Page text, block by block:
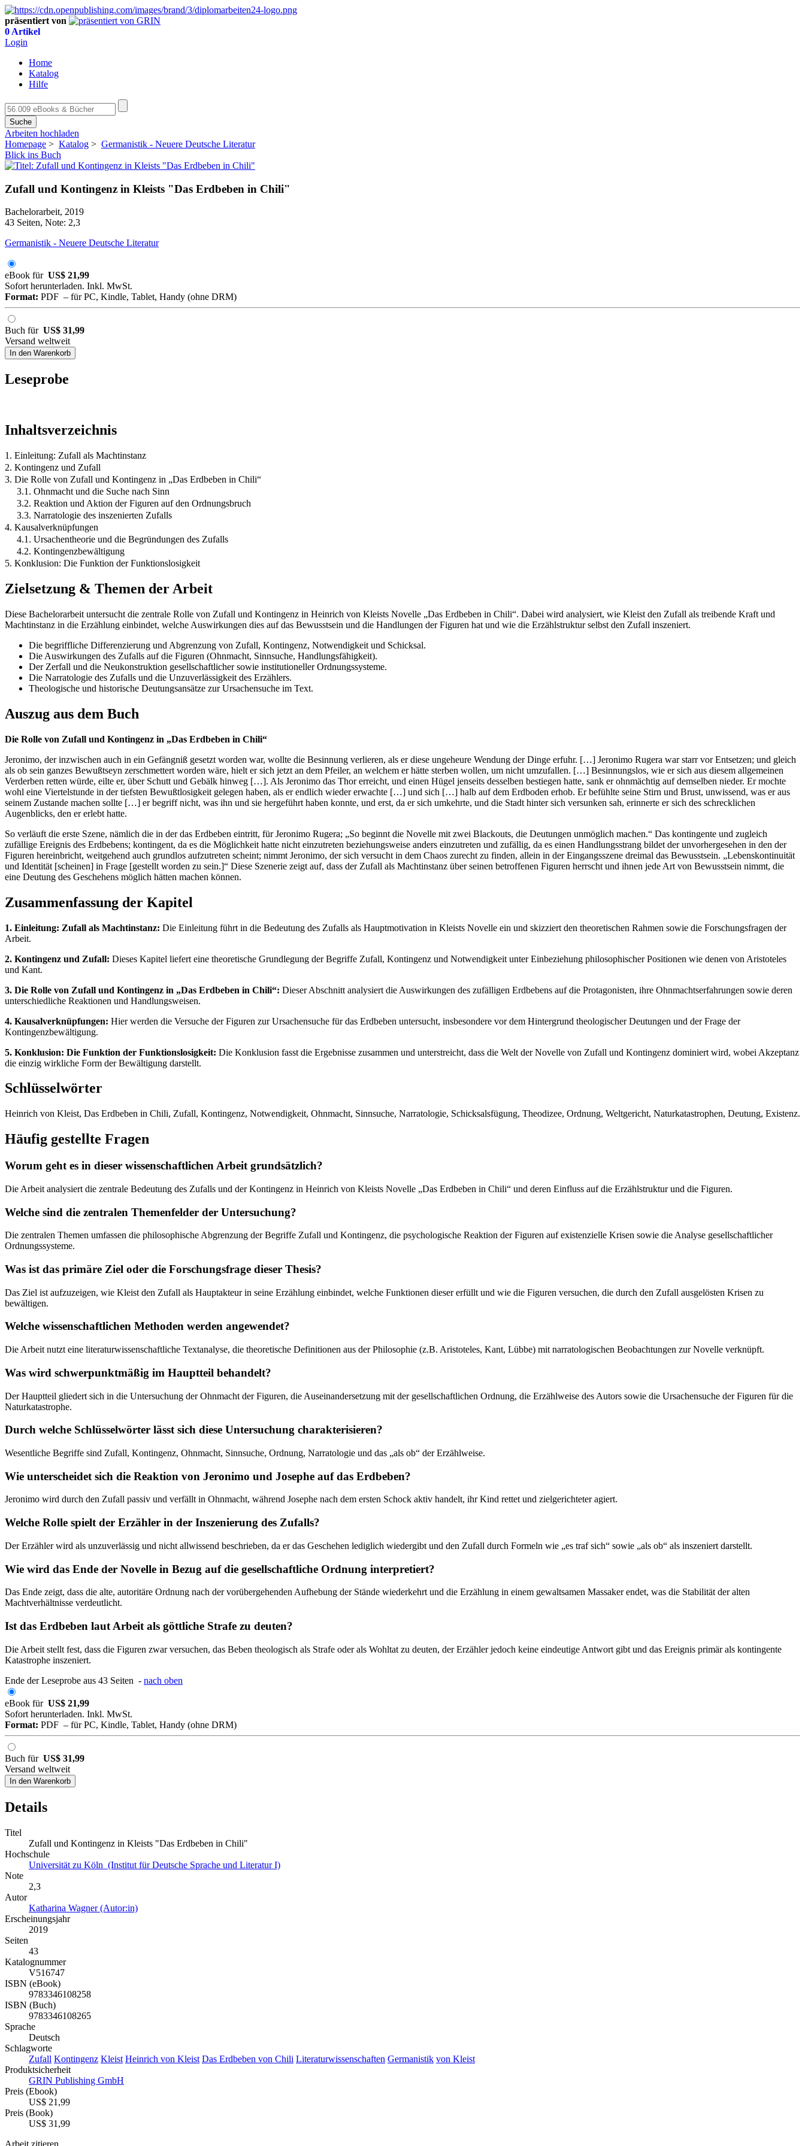
präsentiert von
0 Artikel
Login
Home
Katalog
Hilfe
Suche
Arbeiten hochladen
Homepage > Katalog > Germanistik - Neuere Deutsche Literatur
Blick ins Buch
Zufall und Kontingenz in Kleists "Das Erdbeben in Chili"
Bachelorarbeit, 2019
43 Seiten, Note: 2,3
Germanistik - Neuere Deutsche Literatur
eBook für US$ 21,99
Sofort herunterladen. Inkl. MwSt.
Format: PDF – für PC, Kindle, Tablet, Handy (ohne DRM)
Buch für US$ 31,99
Versand weltweit
In den Warenkorb
Leseprobe
Inhaltsverzeichnis
1. Einleitung: Zufall als Machtinstanz
2. Kontingenz und Zufall
3. Die Rolle von Zufall und Kontingenz in „Das Erdbeben in Chili“
3.1. Ohnmacht und die Suche nach Sinn
3.2. Reaktion und Aktion der Figuren auf den Ordnungsbruch
3.3. Narratologie des inszenierten Zufalls
4. Kausalverknüpfungen
4.1. Ursachentheorie und die Begründungen des Zufalls
4.2. Kontingenzbewältigung
5. Konklusion: Die Funktion der Funktionslosigkeit
Zielsetzung & Themen der Arbeit
Diese Bachelorarbeit untersucht die zentrale Rolle von Zufall und Kontingenz in Heinrich von Kleists Novelle „Das Erdbeben in Chili“. Dabei wird analysiert, wie Kleist den Zufall als treibende Kraft und
Machtinstanz in die Erzählung einbindet, welche Auswirkungen dies auf das Bewusstsein und die Handlungen der Figuren hat und wie die Erzählstruktur selbst den Zufall inszeniert.
Die begriffliche Differenzierung und Abgrenzung von Zufall, Kontingenz, Notwendigkeit und Schicksal.
Die Auswirkungen des Zufalls auf die Figuren (Ohnmacht, Sinnsuche, Handlungsfähigkeit).
Der Zerfall und die Neukonstruktion gesellschaftlicher sowie institutioneller Ordnungssysteme.
Die Narratologie des Zufalls und die Unzuverlässigkeit des Erzählers.
Theologische und historische Deutungsansätze zur Ursachensuche im Text.
Auszug aus dem Buch
Die Rolle von Zufall und Kontingenz in „Das Erdbeben in Chili“
Jeronimo, der inzwischen auch in ein Gefängniß gesetzt worden war, wollte die Besinnung verlieren, als er diese ungeheure Wendung der Dinge erfuhr. […] Jeronimo Rugera war starr vor Entsetzen; und gleich
als ob sein ganzes Bewußtseyn zerschmettert worden wäre, hielt er sich jetzt an dem Pfeiler, an welchem er hätte sterben wollen, um nicht umzufallen. […] Besinnungslos, wie er sich aus diesem allgemeinen
Verderben retten würde, eilte er, über Schutt und Gebälk hinweg […]. Als Jeronimo das Thor erreicht, und einen Hügel jenseits desselben bestiegen hatte, sank er ohnmächtig auf demselben nieder. Er mochte
wohl eine Viertelstunde in der tiefsten Bewußtlosigkeit gelegen haben, als er endlich wieder erwachte […] und sich […] halb auf dem Erdboden erhob. Er befühlte seine Stirn und Brust, unwissend, was er aus
seinem Zustande machen sollte […] er begriff nicht, was ihn und sie hergeführt haben konnte, und erst, da er sich umkehrte, und die Stadt hinter sich versunken sah, erinnerte er sich des schrecklichen
Augenblicks, den er erlebt hatte.
So verläuft die erste Szene, nämlich die in der das Erdbeben eintritt, für Jeronimo Rugera; „So beginnt die Novelle mit zwei Blackouts, die Deutungen unmöglich machen.“ Das kontingente und zugleich
zufällige Ereignis des Erdbebens; kontingent, da es die Möglichkeit hatte nicht einzutreten beziehungsweise anders einzutreten und zufällig, da es einen Handlungsstrang bildet der unvorhergesehen in den der
Figuren hereinbricht, weitgehend auch grundlos aufzutreten scheint; nimmt Jeronimo, der sich versucht in dem Chaos zurecht zu finden, allein in der Eingangsszene dreimal das Bewusstsein. „Lebenskontinuität
und Identität [scheinen] in Frage [gestellt worden zu sein.]“ Diese Szenerie zeigt auf, dass der Zufall als Machtinstanz über seinen betroffenen Figuren herrscht und ihnen jede Art von Bewusstsein nimmt, die
eine Deutung des Geschehens möglich hätten machen können.
Zusammenfassung der Kapitel
1. Einleitung: Zufall als Machtinstanz: Die Einleitung führt in die Bedeutung des Zufalls als Hauptmotivation in Kleists Novelle ein und skizziert den theoretischen Rahmen sowie die Forschungsfragen der
Arbeit.
2. Kontingenz und Zufall: Dieses Kapitel liefert eine theoretische Grundlegung der Begriffe Zufall, Kontingenz und Notwendigkeit unter Einbeziehung philosophischer Positionen wie denen von Aristoteles
und Kant.
3. Die Rolle von Zufall und Kontingenz in „Das Erdbeben in Chili“: Dieser Abschnitt analysiert die Auswirkungen des zufälligen Erdbebens auf die Protagonisten, ihre Ohnmachtserfahrungen sowie deren
unterschiedliche Reaktionen und Handlungsweisen.
4. Kausalverknüpfungen: Hier werden die Versuche der Figuren zur Ursachensuche für das Erdbeben untersucht, insbesondere vor dem Hintergrund theologischer Deutungen und der Frage der
Kontingenzbewältigung.
5. Konklusion: Die Funktion der Funktionslosigkeit: Die Konklusion fasst die Ergebnisse zusammen und unterstreicht, dass die Welt der Novelle von Zufall und Kontingenz dominiert wird, wobei Akzeptanz
die einzig wirkliche Form der Bewältigung darstellt.
Schlüsselwörter
Heinrich von Kleist, Das Erdbeben in Chili, Zufall, Kontingenz, Notwendigkeit, Ohnmacht, Sinnsuche, Narratologie, Schicksalsfügung, Theodizee, Ordnung, Weltgericht, Naturkatastrophen, Deutung, Existenz.
Häufig gestellte Fragen
Worum geht es in dieser wissenschaftlichen Arbeit grundsätzlich?
Die Arbeit analysiert die zentrale Bedeutung des Zufalls und der Kontingenz in Heinrich von Kleists Novelle „Das Erdbeben in Chili“ und deren Einfluss auf die Erzählstruktur und die Figuren.
Welche sind die zentralen Themenfelder der Untersuchung?
Die zentralen Themen umfassen die philosophische Abgrenzung der Begriffe Zufall und Kontingenz, die psychologische Reaktion der Figuren auf existenzielle Krisen sowie die Analyse gesellschaftlicher
Ordnungssysteme.
Was ist das primäre Ziel oder die Forschungsfrage dieser Thesis?
Das Ziel ist aufzuzeigen, wie Kleist den Zufall als Hauptakteur in seine Erzählung einbindet, welche Funktionen dieser erfüllt und wie die Figuren versuchen, die durch den Zufall ausgelösten Krisen zu
bewältigen.
Welche wissenschaftlichen Methoden werden angewendet?
Die Arbeit nutzt eine literaturwissenschaftliche Textanalyse, die theoretische Definitionen aus der Philosophie (z.B. Aristoteles, Kant, Lübbe) mit narratologischen Beobachtungen zur Novelle verknüpft.
Was wird schwerpunktmäßig im Hauptteil behandelt?
Der Hauptteil gliedert sich in die Untersuchung der Ohnmacht der Figuren, die Auseinandersetzung mit der gesellschaftlichen Ordnung, die Erzählweise des Autors sowie die Ursachensuche der Figuren für die
Naturkatastrophe.
Durch welche Schlüsselwörter lässt sich diese Untersuchung charakterisieren?
Wesentliche Begriffe sind Zufall, Kontingenz, Ohnmacht, Sinnsuche, Ordnung, Narratologie und das „als ob“ der Erzählweise.
Wie unterscheidet sich die Reaktion von Jeronimo und Josephe auf das Erdbeben?
Jeronimo wird durch den Zufall passiv und verfällt in Ohnmacht, während Josephe nach dem ersten Schock aktiv handelt, ihr Kind rettet und zielgerichteter agiert.
Welche Rolle spielt der Erzähler in der Inszenierung des Zufalls?
Der Erzähler wird als unzuverlässig und nicht allwissend beschrieben, da er das Geschehen lediglich wiedergibt und den Zufall durch Formeln wie „es traf sich“ sowie „als ob“ als inszeniert darstellt.
Wie wird das Ende der Novelle in Bezug auf die gesellschaftliche Ordnung interpretiert?
Das Ende zeigt, dass die alte, autoritäre Ordnung nach der vorübergehenden Aufhebung der Stände wiederkehrt und die Erzählung in einem gewaltsamen Massaker endet, was die Stabilität der alten
Machtverhältnisse verdeutlicht.
Ist das Erdbeben laut Arbeit als göttliche Strafe zu deuten?
Die Arbeit stellt fest, dass die Figuren zwar versuchen, das Beben theologisch als Strafe oder als Wohltat zu deuten, der Erzähler jedoch keine eindeutige Antwort gibt und das Ereignis primär als kontingente
Katastrophe inszeniert.
Ende der Leseprobe aus 43 Seiten - nach oben
eBook für US$ 21,99
Sofort herunterladen. Inkl. MwSt.
Format: PDF – für PC, Kindle, Tablet, Handy (ohne DRM)
Buch für US$ 31,99
Versand weltweit
In den Warenkorb
Details
Titel
Zufall und Kontingenz in Kleists "Das Erdbeben in Chili"
Hochschule
Universität zu Köln (Institut für Deutsche Sprache und Literatur I)
Note
2,3
Autor
Katharina Wagner (Autor:in)
Erscheinungsjahr
2019
Seiten
43
Katalognummer
V516747
ISBN (eBook)
9783346108258
ISBN (Buch)
9783346108265
Sprache
Deutsch
Schlagworte
Zufall Kontingenz Kleist Heinrich von Kleist Das Erdbeben von Chili Literaturwissenschaften Germanistik von Kleist
Produktsicherheit
GRIN Publishing GmbH
Preis (Ebook)
US$ 21,99
Preis (Book)
US$ 31,99
Arbeit zitieren